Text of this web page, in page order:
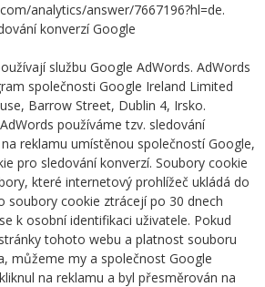
analytics/answer/7667196?hl=de.
konverzí Google
službu Google AdWords. AdWords
společnosti Google Ireland Limited
Barrow Street, Dublin 4, Irsko.
používáme tzv. sledování
reklamu umístěnou společností Google,
pro sledování konverzí. Soubory cookie
které internetový prohlížeč ukládá do
soubory cookie ztrácejí po 30 dnech
k osobní identifikaci uživatele. Pokud
tohoto webu a platnost souboru
můžeme my a společnost Google
na reklamu a byl přesměrován na